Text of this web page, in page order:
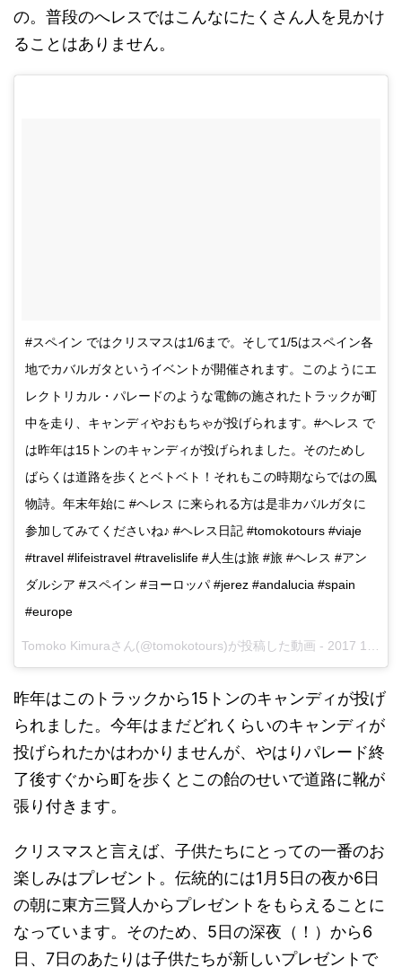
の。普段のへレスではこんなにたくさん人を見かけ
ることはありません。
#スペイン ではクリスマスは1/6まで。そして1/5はスペイン各
地でカバルガタというイベントが開催されます。このようにエ
レクトリカル・パレードのような電飾の施されたトラックが町
中を走り、キャンディやおもちゃが投げられます。#ヘレス で
は昨年は15トンのキャンディが投げられました。そのためし
ばらくは道路を歩くとベトベト！それもこの時期ならではの風
物詩。年末年始に #ヘレス に来られる方は是非カバルガタに
参加してみてくださいね♪ #ヘレス日記 #tomokotours #viaje
#travel #lifeistravel #travelislife #人生は旅 #旅 #ヘレス #アン
ダルシア #スペイン #ヨーロッパ #jerez #andalucia #spain
#europe
Tomoko Kimuraさん(@tomokotours)が投稿した動画 - 2017 1月 9 4:34午前 PST
昨年はこのトラックから15トンのキャンディが投げ
られました。今年はまだどれくらいのキャンディが
投げられたかはわかりませんが、やはりパレード終
了後すぐから町を歩くとこの飴のせいで道路に靴が
張り付きます。
クリスマスと言えば、子供たちにとっての一番のお
楽しみはプレゼント。伝統的には1月5日の夜か6日
の朝に東方三賢人からプレゼントをもらえることに
なっています。そのため、5日の深夜（！）から6
日、7日のあたりは子供たちが新しいプレゼントで